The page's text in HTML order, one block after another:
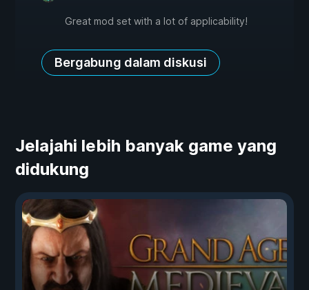
Great mod set with a lot of applicability!
Bergabung dalam diskusi
Jelajahi lebih banyak game yang
didukung